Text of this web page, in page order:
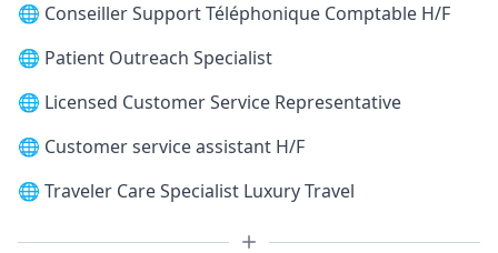
🌐 Conseiller Support Téléphonique Comptable H/F
🌐 Patient Outreach Specialist
🌐 Licensed Customer Service Representative
🌐 Customer service assistant H/F
🌐 Traveler Care Specialist Luxury Travel